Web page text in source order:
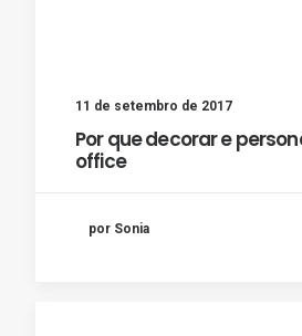
11 de setembro de 2017
Por que decorar e
office
por Sonia